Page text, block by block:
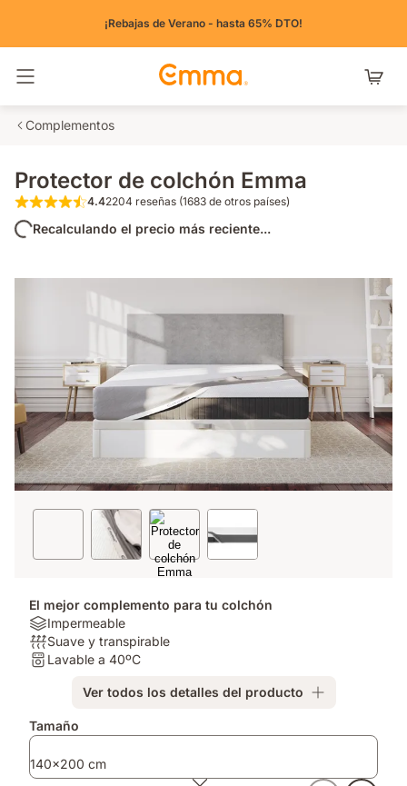
¡Rebajas de Verano - hasta 65% DTO!
Complementos
Protector de colchón Emma
4.4 de 5 estrellas 2204 reseñas (1683 de
4.42204 reseñas (1683 de otros países)
Recalculando el precio más reciente...
El mejor complemento para tu colchón
Tipo
de
colchón:
Impermeable
Transpirabilidad:
Suave
transpirable
Suave y transpirable
Lavable:
Lavable a 40ºC
Ver todos los detalles del producto
Complementos
Tamaño
140x200 cm